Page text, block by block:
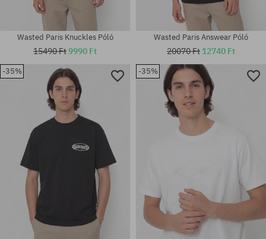
Elérhető méretek:
Elérhető méretek:
Wasted Paris Knuckles Póló
15490 Ft9990 Ft
Wasted Paris Answear Póló
20070 Ft 12740 Ft
-35% -35%